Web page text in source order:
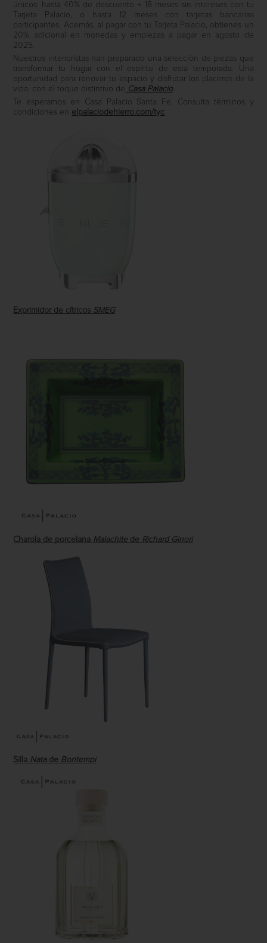
únicos: hasta 40% de descuento + 18 meses sin intereses con tu
Tarjeta Palacio, o hasta 12 meses con tarjetas bancarias
participantes. Además, al pagar con tu Tarjeta Palacio, obtienes un
20% adicional en monedas y empiezas a pagar en agosto de
2025.
Nuestros interioristas han preparado una selección de piezas que
transformar tu hogar con el espíritu de esta temporada. Una
oportunidad para renovar tu espacio y disfrutar los placeres de la
vida, con el toque distintivo de Casa Palacio.
Te esperamos en Casa Palacio Santa Fe. Consulta términos y
condiciones en elpalaciodehierro.com/tyc
Exprimidor de cítricos SMEG
Charola de porcelana Malachite de Richard Ginori
Silla Nata de Bontempi